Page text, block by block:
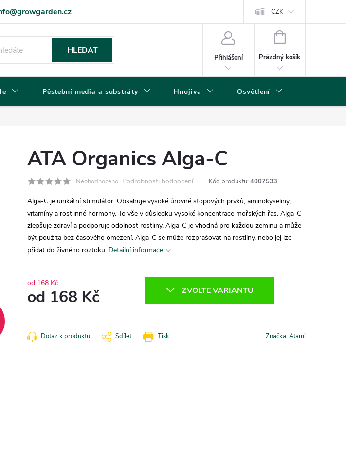
Zásady ochrany osobních údajů a cookies CZK
HLEDAT
Přihlášení
NÁKUPNÍ
Prázdný košík
Pěstební media a substráty Hnojiva Osvětlení
ATA Organics Alga-C
Neohodnoceno Podrobnosti hodnocení Kód produktu: 4007533
Alga-C je unikátní stimulátor. Obsahuje vysoké úrovně stopových prvků, aminokyseliny,
vitamíny a rostlinné hormony. To vše v důsledku vysoké koncentrace mořských řas. Alga-C
zlepšuje zdraví a podporuje odolnost rostliny. Alga-C je vhodná pro každou zeminu a může
být použita bez časového omezení. Alga-C se může rozprašovat na rostliny, nebo jej lze
přidat do živného roztoku. Detailní informace
od 168 Kč
od 168 Kč
cena:
ZVOLTE VARIANTU
Tisk
Dotaz k produktu Sdílet Značka:Atami